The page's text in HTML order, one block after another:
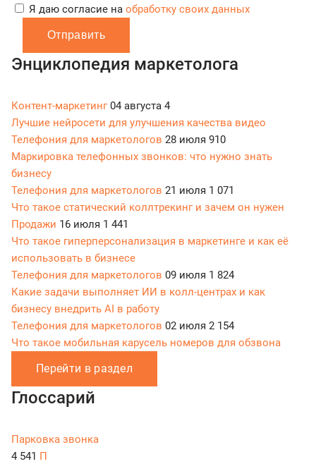
Я даю согласие на обработку своих данных
Отправить
Энциклопедия маркетолога
Контент-маркетинг04 августа 4
Лучшие нейросети для улучшения качества видео
Телефония для маркетологов 28 июля 910
Маркировка телефонных звонков: что нужно знать
бизнесу
Телефония для маркетологов 21 июля 1 071
Что такое статический коллтрекинг и зачем он нужен
Продажи 16 июля 1 441
Что такое гиперперсонализация в маркетинге и как её
использовать в бизнесе
Телефония для маркетологов 09 июля 1 824
Какие задачи выполняет ИИ в колл-центрах и как
бизнесу внедрить AI в работу
Телефония для маркетологов 02 июля 2 154
Что такое мобильная карусель номеров для обзвона
Перейти в раздел
Глоссарий
Парковка звонка
4 541 П